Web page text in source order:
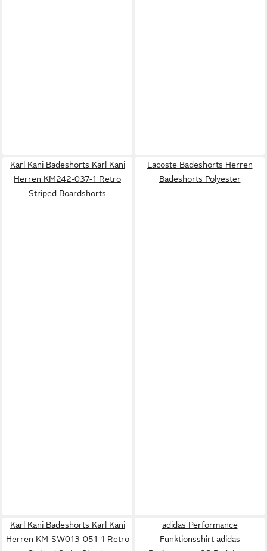
Karl Kani Badeshorts Karl Kani
Herren KM242-037-1 Retro
Striped Boardshorts
Lacoste Badeshorts Herren
Badeshorts Polyester
Karl Kani Badeshorts Karl Kani
Herren KM-SW013-051-1 Retro
adidas Performance
Funktionsshirt adidas